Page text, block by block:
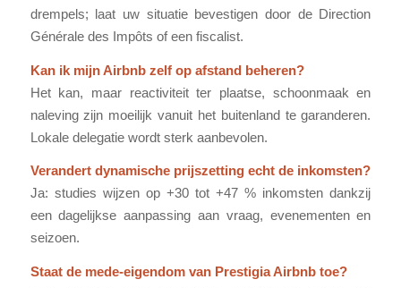
drempels; laat uw situatie bevestigen door de Direction
Générale des Impôts of een fiscalist.
Kan ik mijn Airbnb zelf op afstand beheren?
Het kan, maar reactiviteit ter plaatse, schoonmaak en
naleving zijn moeilijk vanuit het buitenland te garanderen.
Lokale delegatie wordt sterk aanbevolen.
Verandert dynamische prijszetting echt de inkomsten?
Ja: studies wijzen op +30 tot +47 % inkomsten dankzij
een dagelijkse aanpassing aan vraag, evenementen en
seizoen.
Staat de mede-eigendom van Prestigia Airbnb toe?